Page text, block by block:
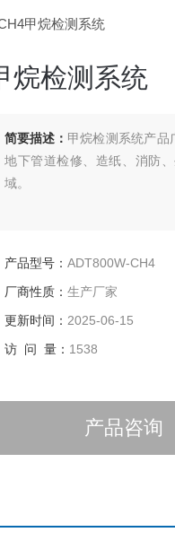
甲烷检测系统
烷检测系统
简要描述： 甲烷检测系统产品
地下管道检修、造纸、消防
域。
产品型号： ADT800W-CH4
厂商性质： 生产厂家
更新时间： 2025-06-15
访 问 量： 1538
产品咨询